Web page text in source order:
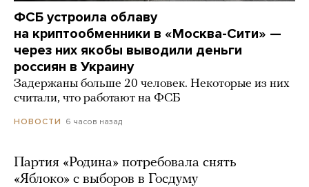
ФСБ устроила облаву
на криптообменники в «Москва-Сити» —
через них якобы выводили деньги
россиян в Украину
Задержаны больше 20 человек. Некоторые из них
считали, что работают на ФСБ
НОВОСТИ 6 часов назад
Партия «Родина» потребовала снять
«Яблоко» с выборов в Госдуму